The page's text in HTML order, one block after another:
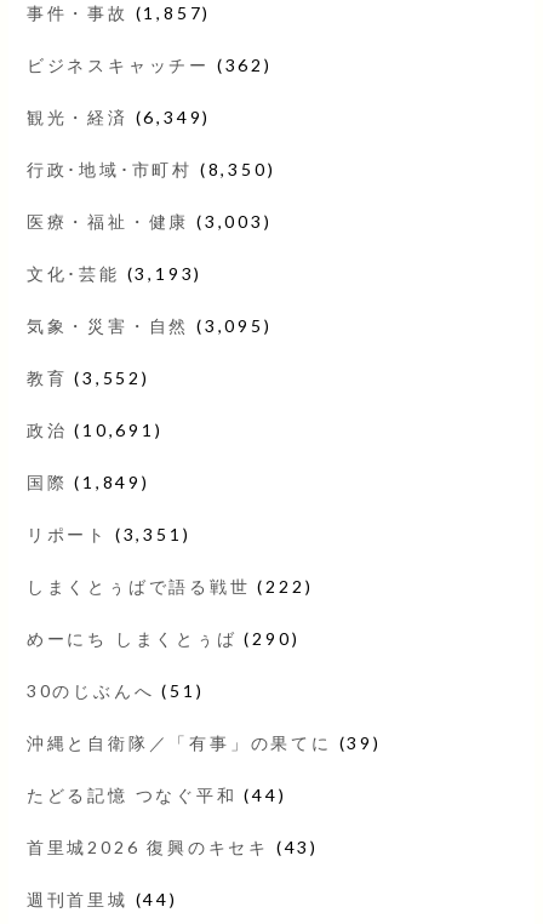
事件・事故 (1,857)
ビジネスキャッチー (362)
観光・経済 (6,349)
行政･地域･市町村 (8,350)
医療・福祉・健康 (3,003)
文化･芸能 (3,193)
気象・災害・自然 (3,095)
教育 (3,552)
政治 (10,691)
国際 (1,849)
リポート (3,351)
しまくとぅばで語る戦世 (222)
めーにち しまくとぅば (290)
30のじぶんへ (51)
沖縄と自衛隊／「有事」の果てに (39)
たどる記憶 つなぐ平和 (44)
首里城2026 復興のキセキ (43)
週刊首里城 (44)